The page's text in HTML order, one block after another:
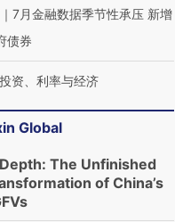
7月金融数据季节性承压 新增
债券
资、利率与经济
Global
The Unfinished
of China’s